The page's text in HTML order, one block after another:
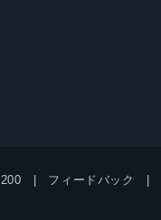
フィードバック